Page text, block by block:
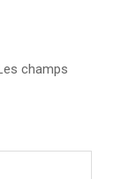
champs